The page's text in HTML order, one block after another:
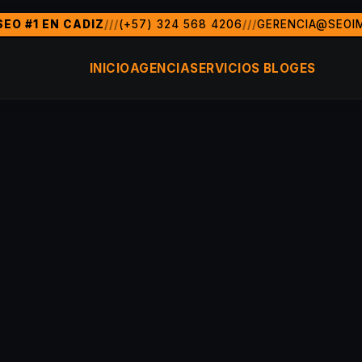
de marketing digital y posicionamiento SEO en Cadiz
FL) Cadiz, Colombia, MÃ©xico, Argentina, Chile,
#1 EN CADIZ///(+57) 324 568 4206///
INICIOAGENCIASERVICIOS BLOGES